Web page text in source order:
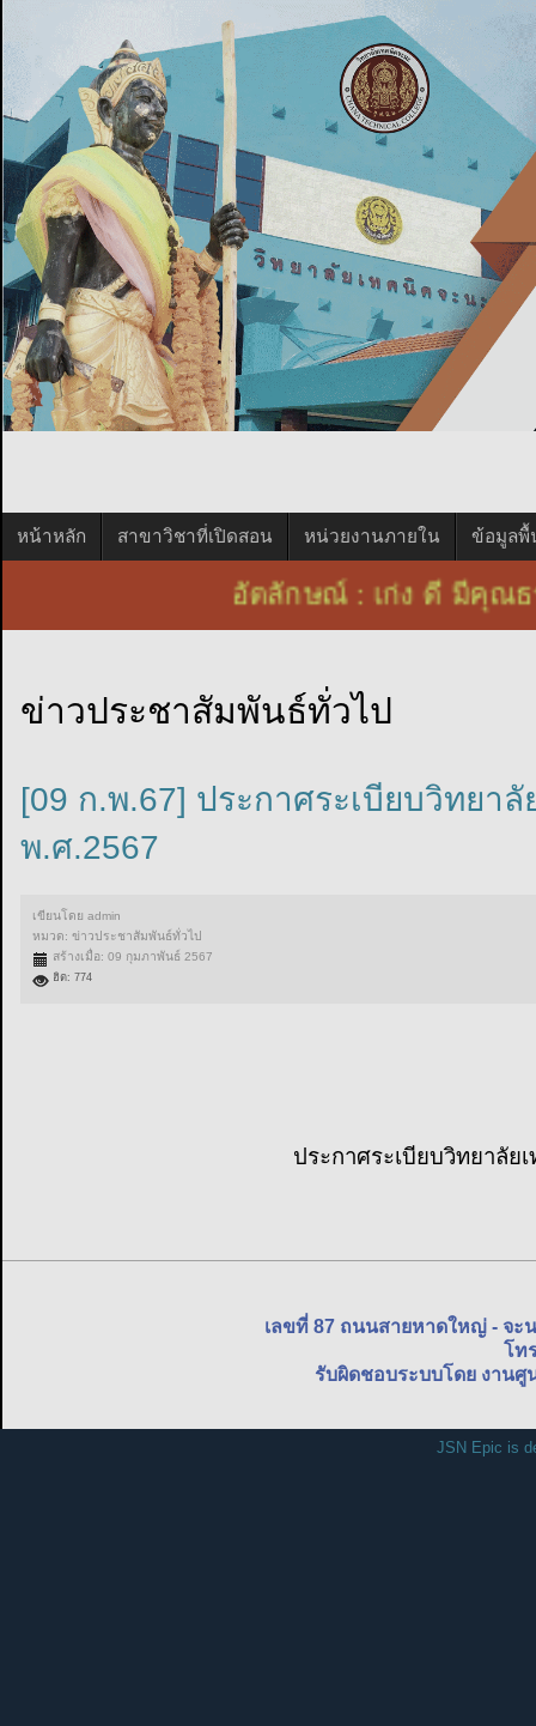
หน้าหลัก สาขาวิชาที่เปิดสอน หน่วยงานภายใน ข้อมูลพื้
อัตลักษณ์ : เก่ง ดี มี
ข่าวประชาสัมพันธ์ทั่วไป
[09 ก.พ.67] ประกาศระเบียบวิทยา
พ.ศ.2567
เขียนโดยadmin
หมวด:ข่าวประชาสัมพันธ์ทั่วไป
สร้างเมื่อ: 09 กุมภาพันธ์ 2567
ฮิต: 774
ประกาศระเบียบวิทยาลั
เลขที่ 87 ถนนสายหาดใหญ่ - จ
โท
รับผิดชอบระบบโดย งาน
JSN Epic is